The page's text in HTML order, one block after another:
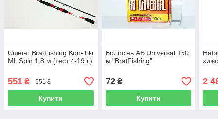
Спінінг BratFishing Kon-Tiki
ML Spin 1.8 м.(тест 4-19 г.)
551 ₴ 651 ₴
Купити
Волосінь AB Universal 150
м."BratFishing"
72₴
Купити
2